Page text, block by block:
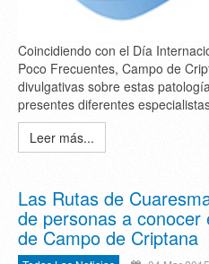
Coincidiendo con el Día
Poco Frecuentes, Campo de
divulgativas sobre estas
presentes diferentes
Leer más...
Las Rutas de
de personas a conocer
de Campo de Criptana